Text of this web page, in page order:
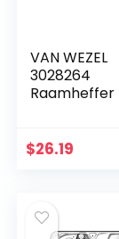
VAN WEZEL
3028264
Raamheffer
$26.19